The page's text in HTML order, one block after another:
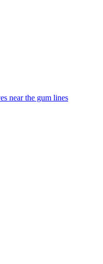
near the gum lines